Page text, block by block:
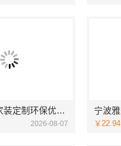
绍兴个性化家装定制环保优质材料，绍兴卓鑫装饰材料有限公司
2026-08-07 ￥22.94